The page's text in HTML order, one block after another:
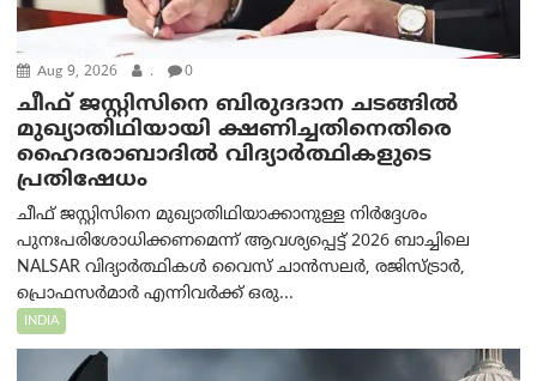
Aug 9, 2026 . 0
ചീഫ് ജസ്റ്റിസിനെ ബിരുദദാന ചടങ്ങില്‍
മുഖ്യാതിഥിയായി ക്ഷണിച്ചതിനെതിരെ
ഹൈദരാബാദില്‍ വിദ്യാർത്ഥികളുടെ
പ്രതിഷേധം
ചീഫ് ജസ്റ്റിസിനെ മുഖ്യാതിഥിയാക്കാനുള്ള നിർദ്ദേശം
പുനഃപരിശോധിക്കണമെന്ന് ആവശ്യപ്പെട്ട് 2026 ബാച്ചിലെ
NALSAR വിദ്യാർത്ഥികൾ വൈസ് ചാൻസലർ, രജിസ്ട്രാർ,
പ്രൊഫസർമാർ എന്നിവർക്ക് ഒരു...
INDIA